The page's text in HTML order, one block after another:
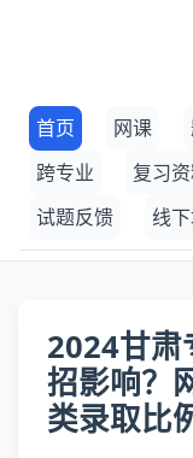
首页 网课
跨专业
复习
试题反馈
线
2024甘肃
招影响？
类录取比